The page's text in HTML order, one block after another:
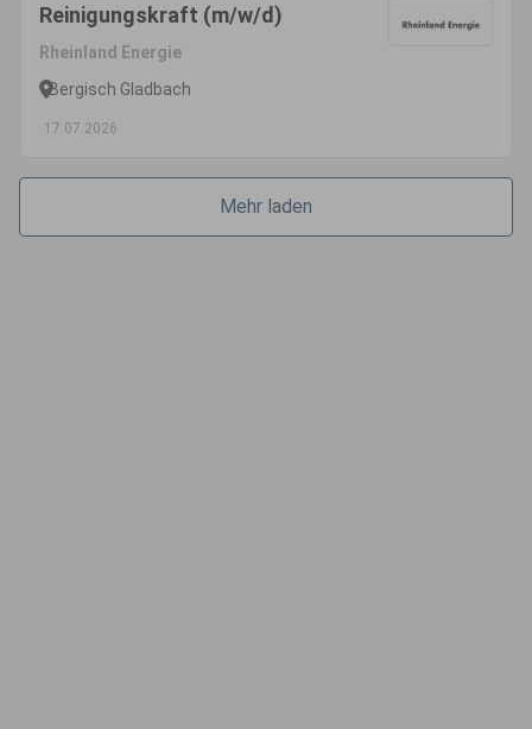
Reinigungskraft (m/w/d)
Rheinland Energie
Bergisch Gladbach
17.07.2026
Mehr laden